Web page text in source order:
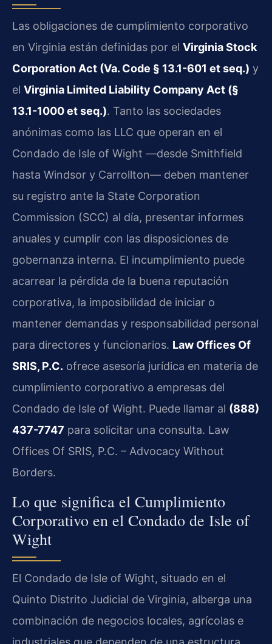
Las obligaciones de cumplimiento corporativo
en Virginia están definidas por el Virginia Stock
Corporation Act (Va. Code § 13.1-601 et seq.) y
el Virginia Limited Liability Company Act (§
13.1-1000 et seq.). Tanto las sociedades
anónimas como las LLC que operan en el
Condado de Isle of Wight —desde Smithfield
hasta Windsor y Carrollton— deben mantener
su registro ante la State Corporation
Commission (SCC) al día, presentar informes
anuales y cumplir con las disposiciones de
gobernanza interna. El incumplimiento puede
acarrear la pérdida de la buena reputación
corporativa, la imposibilidad de iniciar o
mantener demandas y responsabilidad personal
para directores y funcionarios. Law Offices Of
SRIS, P.C. ofrece asesoría jurídica en materia de
cumplimiento corporativo a empresas del
Condado de Isle of Wight. Puede llamar al (888)
437-7747 para solicitar una consulta. Law
Offices Of SRIS, P.C. – Advocacy Without
Borders.
Lo que significa el Cumplimiento
Corporativo en el Condado de Isle of
Wight
El Condado de Isle of Wight, situado en el
Quinto Distrito Judicial de Virginia, alberga una
combinación de negocios locales, agrícolas e